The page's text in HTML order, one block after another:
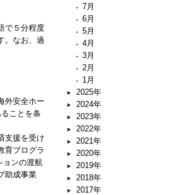
で５分程度
。なお、過
外安全ホー
ことを条
支援を受け
育プログラ
ョンの渡航
助成事業
7月
6月
5月
4月
3月
2月
1月
2025年
2024年
2023年
2022年
2021年
2020年
2019年
2018年
2017年